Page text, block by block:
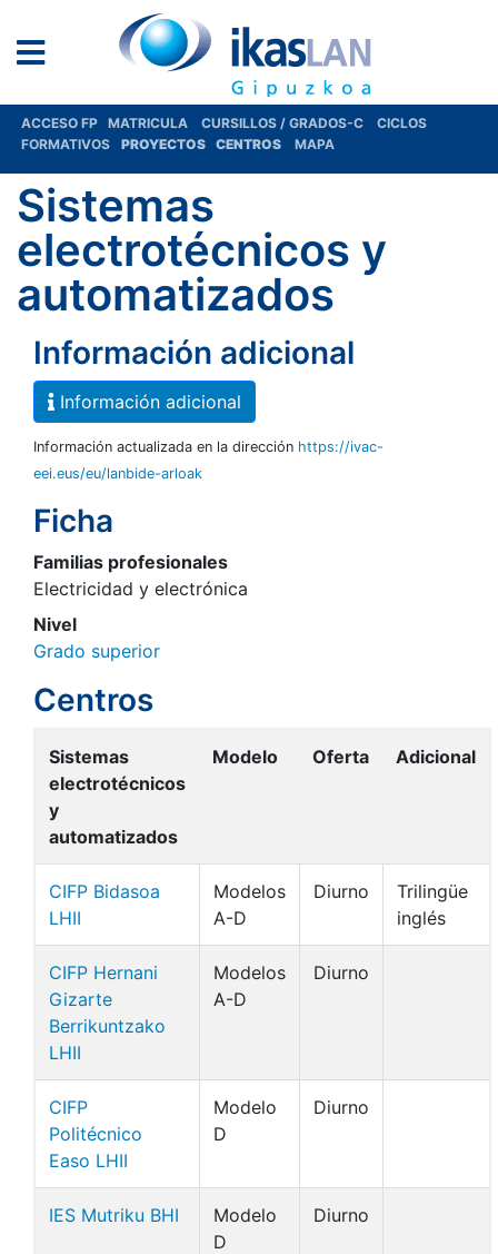
ACCESO FP MATRICULA CURSILLOS / GRADOS-C
CICLOS
FORMATIVOS
PROYECTOS CENTROS MAPA
Sistemas
electrotécnicos y
automatizados
Información adicional
Información adicional
Información actualizada en la dirección https://ivac-
eei.eus/eu/lanbide-arloak
Ficha
Familias profesionales
Electricidad y electrónica
Nivel
Grado superior
Centros
Sistemas
electrotécnicos
y
automatizados
Modelo Oferta Adicional
CIFP Bidasoa
LHII
Modelos
A-D
Diurno
Trilingüe
inglés
CIFP Hernani
Gizarte
Berrikuntzako
LHII
Modelos
A-D
Diurno
CIFP
Politécnico
Easo LHII
Modelo
D
Diurno
IES Mutriku BHI
Modelo
D
Diurno